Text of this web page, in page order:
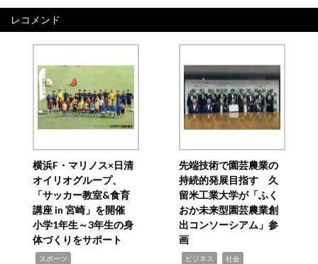
レコメンド
横浜F・マリノス×日清
オイリオグループ、
「サッカー教室&食育
講座 in 宮崎」を開催
小学1年生～3年生の身
体づくりをサポート
スポーツ
先端技術で園芸農業の
持続的発展目指す 久
留米工業大学が「ふく
おか未来型園芸農業創
出コンソーシアム」参
画
ビジネス 社会